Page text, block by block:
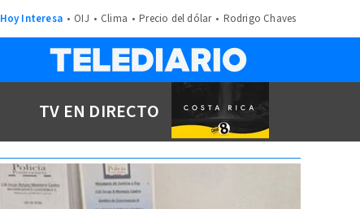
Hoy Interesa OIJ Clima Precio del dólar Rodrigo Chaves
TV EN DIRECTO